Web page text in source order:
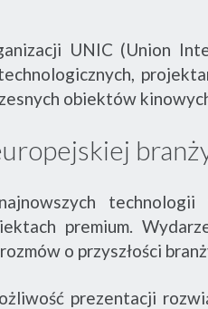
UNIC (Union
obiektów
technologii
premium.
o przyszłości
prezentacji